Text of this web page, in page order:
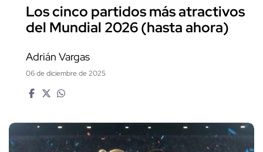
Los cinco partidos más atractivos
del Mundial 2026 (hasta ahora)
Adrián Vargas
06 de diciembre de 2025